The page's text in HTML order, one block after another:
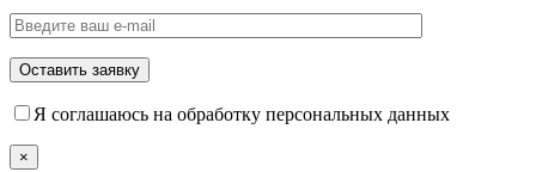
Я соглашаюсь на обработку персональных данных
×